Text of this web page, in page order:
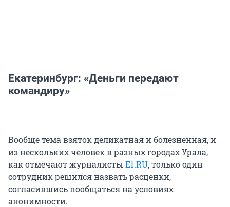
Екатеринбург: «Деньги передают
командиру»
Вообще тема взяток деликатная и болезненная, и
из нескольких человек в разных городах Урала,
как отмечают журналисты E1.RU, только один
сотрудник решился назвать расценки,
согласившись пообщаться на условиях
анонимности.